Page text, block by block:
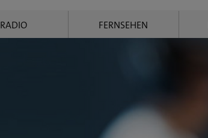
RADIO FERNSEHEN